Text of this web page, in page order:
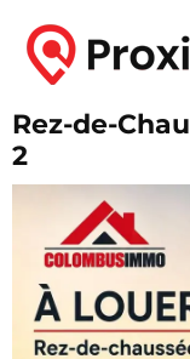
Rez-de-
2